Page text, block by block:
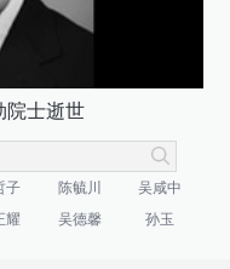
院士逝世
子 陈毓川
吴咸中
耀 吴德馨 孙玉